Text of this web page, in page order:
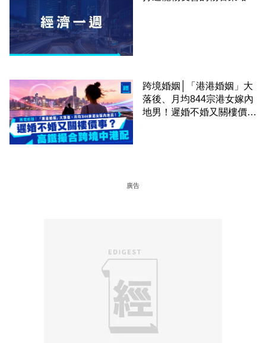
跨境婚姻│「港港婚姻」大
落後、月均844宗港女嫁內
地男！遲婚不婚又關樓價
廣告